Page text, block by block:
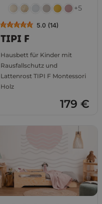
+5
5.0 (14)
TIPI F
Hausbett für Kinder mit
Rausfallschutz und
Lattenrost TIPI F Montessori
Holz
179 €